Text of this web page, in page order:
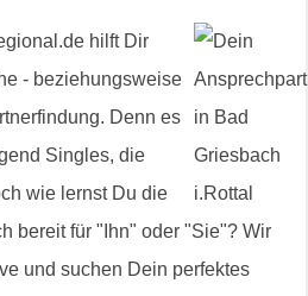
hilft Dir
- beziehungsweise
Denn es
Singles, die
wie lernst Du die
bereit für "Ihn" oder "Sie"? Wir
und suchen Dein perfektes